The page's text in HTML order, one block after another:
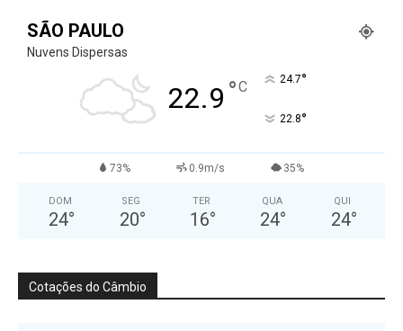
SÃO PAULO
Nuvens Dispersas
22.9 °C 24.7°
22.8°
73% 0.9m/s 35%
DOM
24°
SEG
20°
TER
16°
QUA
24°
QUI
24°
Cotações do Câmbio